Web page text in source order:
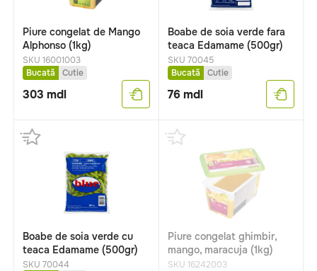
Piure congelat de Mango
Alphonso (1kg)
SKU 16001003
Bucată
Cutie
303 mdl
Boabe de soia verde fara
teaca Edamame (500gr)
SKU 70045
Bucată
Cutie
76 mdl
Boabe de soia verde cu
teaca Edamame (500gr)
SKU 70044
Piure congelat ghimbir,
mango, maracuja (1kg)
SKU 16242003